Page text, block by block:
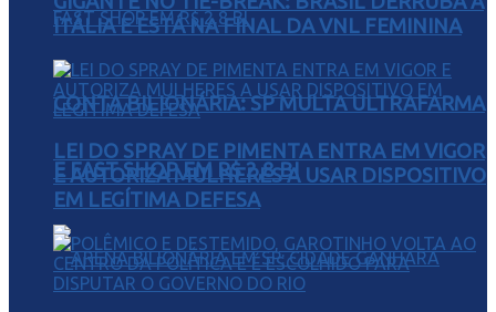
CONTA BILIONÁRIA: SP MULTA ULTRAFARMA
E FAST SHOP EM R$ 2,8 BI
ITÁLIA E ESTÁ NA FINAL DA VNL FEMININA
LEI DO SPRAY DE PIMENTA ENTRA EM VIGOR
E AUTORIZA MULHERES A USAR DISPOSITIVO
EM LEGÍTIMA DEFESA